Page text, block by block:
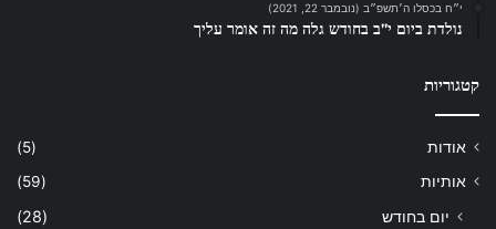
י״ח בכסלו ה׳תשפ״ב (נובמבר 22, 2021)
נולדת ביום י”ב בחודש גלה מה זה אומר עליך
קטגוריות
אודות
(5)
אותיות
(59)
יום בחודש
(28)